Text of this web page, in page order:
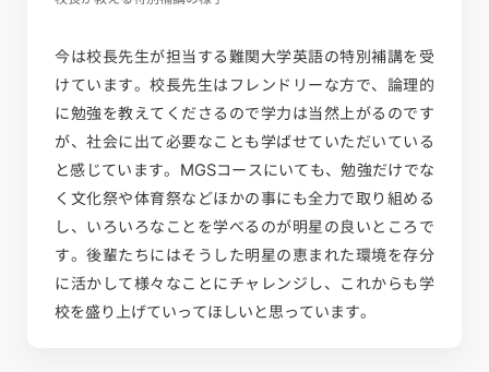
今は校長先生が担当する難関大学英語の特別補講を受
けています。校長先生はフレンドリーな方で、論理的
に勉強を教えてくださるので学力は当然上がるのです
が、社会に出て必要なことも学ばせていただいている
と感じています。MGSコースにいても、勉強だけでな
く文化祭や体育祭などほかの事にも全力で取り組める
し、いろいろなことを学べるのが明星の良いところで
す。後輩たちにはそうした明星の恵まれた環境を存分
に活かして様々なことにチャレンジし、これからも学
校を盛り上げていってほしいと思っています。